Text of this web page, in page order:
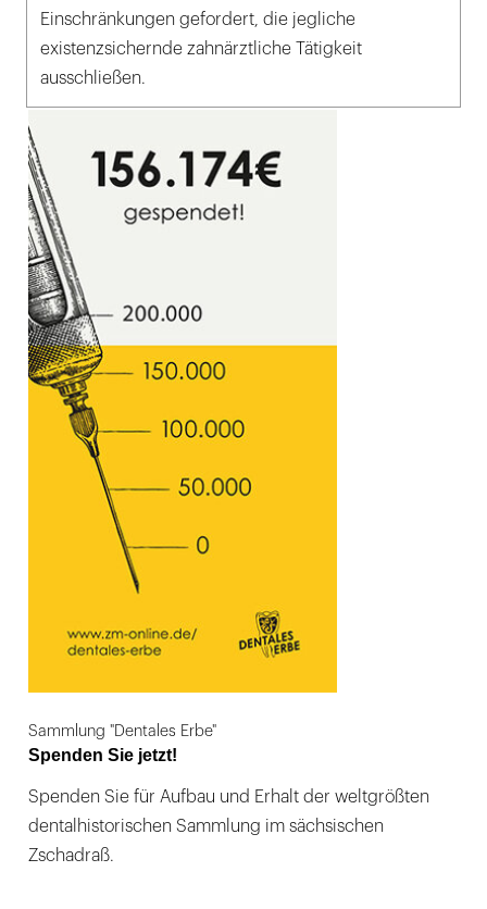
Einschränkungen gefordert, die jegliche
existenzsichernde zahnärztliche Tätigkeit
ausschließen.
Sammlung "Dentales Erbe"
Spenden Sie jetzt!
Spenden Sie für Aufbau und Erhalt der weltgrößten
dentalhistorischen Sammlung im sächsischen
Zschadraß.